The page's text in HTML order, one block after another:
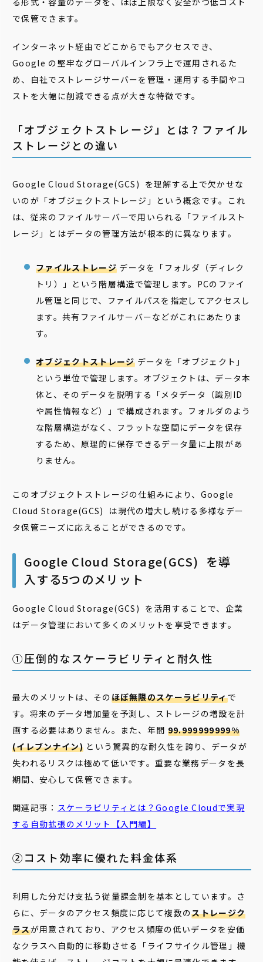
で保管できます。
インターネット経由でどこからでもアクセスでき、
Google の堅牢なグローバルインフラ上で運用されるた
め、自社でストレージサーバーを管理・運用する手間やコ
ストを大幅に削減できる点が大きな特徴です。
「オブジェクトストレージ」とは？ファイル
ストレージとの違い
Google Cloud Storage(GCS) を理解する上で欠かせな
いのが「オブジェクトストレージ」という概念です。これ
は、従来のファイルサーバーで用いられる「ファイルスト
レージ」とはデータの管理方法が根本的に異なります。
ファイルストレージデータを「フォルダ（ディレク
トリ）」という階層構造で管理します。PCのファイ
ル管理と同じで、ファイルパスを指定してアクセスし
ます。共有ファイルサーバーなどがこれにあたりま
す。
オブジェクトストレージデータを「オブジェクト」
という単位で管理します。オブジェクトは、データ本
体と、そのデータを説明する「メタデータ（識別ID
や属性情報など）」で構成されます。フォルダのよう
な階層構造がなく、フラットな空間にデータを保存
するため、原理的に保存できるデータ量に上限があ
りません。
このオブジェクトストレージの仕組みにより、Google
Cloud Storage(GCS) は現代の増大し続ける多様なデー
タ保管ニーズに応えることができるのです。
Google Cloud Storage(GCS) を導
入する5つのメリット
Google Cloud Storage(GCS) を活用することで、企業
はデータ管理において多くのメリットを享受できます。
①圧倒的なスケーラビリティと耐久性
最大のメリットは、そのほぼ無限のスケーラビリティで
す。将来のデータ増加量を予測し、ストレージの増設を計
画する必要はありません。また、年間 99.999999999%
(イレブンナイン)という驚異的な耐久性を誇り、データが
失われるリスクは極めて低いです。重要な業務データを長
期間、安心して保管できます。
関連記事： スケーラビリティ とは？Google Cloudで実現
する自動拡張のメリット【入門編】
②コスト効率に優れた料金体系
利用した分だけ支払う従量課金制を基本としています。さ
らに、データのアクセス頻度に応じて複数のストレージク
ラスが用意されており、アクセス頻度の低いデータを安価
なクラスへ自動的に移動させる「ライフサイクル管理」機